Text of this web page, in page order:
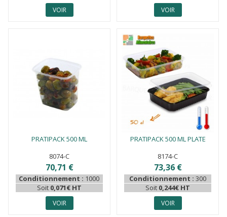
VOIR VOIR
PRATIPACK 500 ML
8074-C
70,71 €
Conditionnement : 1000
Soit 0,071€ HT
VOIR
PRATIPACK 500 ML PLATE
8174-C
73,36 €
Conditionnement : 300
Soit 0,244€ HT
VOIR